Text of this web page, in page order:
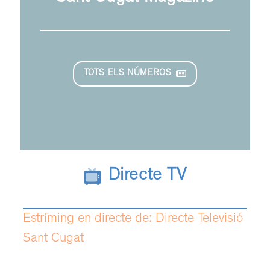
TOTS ELS NÚMEROS
Directe TV
Estríming en directe de: Directe Televisió
Sant Cugat